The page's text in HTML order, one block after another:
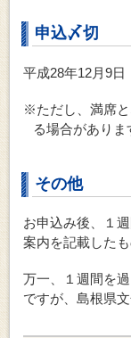
申込〆切
平成28年12月9日
※ただし、満席
る場合がありま
その他
お申込み後、１
案内を記載した
万一、１週間を
ですが、島根県